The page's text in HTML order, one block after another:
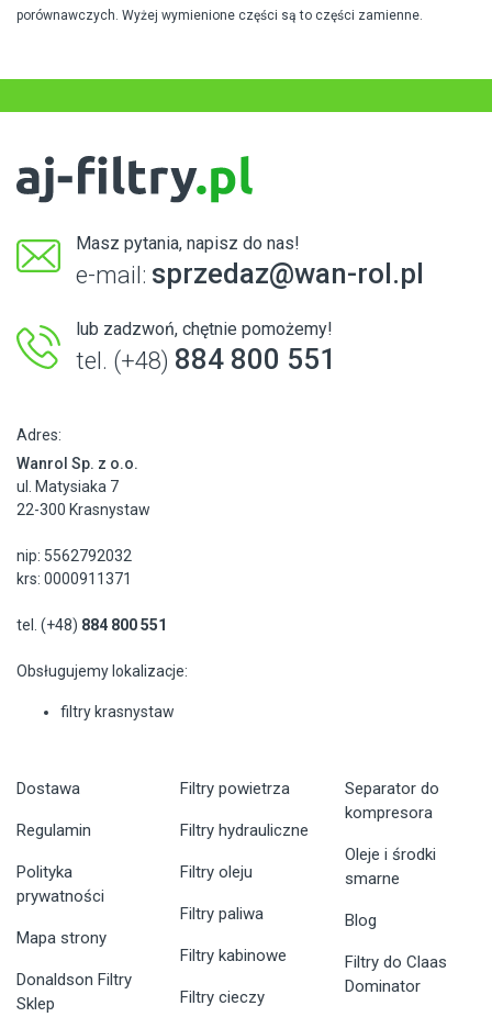
porównawczych. Wyżej wymienione części są to części zamienne.
Masz pytania, napisz do nas!
e-mail: sprzedaz@wan-rol.pl
lub zadzwoń, chętnie pomożemy!
tel. (+48) 884 800 551
Adres:
Wanrol Sp. z o.o.
ul. Matysiaka 7
22-300 Krasnystaw
nip: 5562792032
krs: 0000911371
tel. (+48) 884 800 551
Obsługujemy lokalizacje:
filtry krasnystaw
Dostawa
Regulamin
Polityka
prywatności
Mapa strony
Donaldson Filtry
Sklep
Filtry powietrza
Filtry hydrauliczne
Filtry oleju
Filtry paliwa
Filtry kabinowe
Filtry cieczy
Separator do
kompresora
Oleje i środki
smarne
Blog
Filtry do Claas
Dominator